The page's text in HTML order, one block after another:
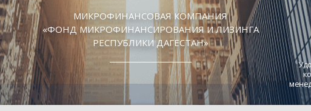
МИКРОФИНАНСОВАЯ КОМПАНИЯ
«ФОНД МИКРОФИНАНСИРОВАНИЯ И ЛИЗИНГА
РЕСПУБЛИКИ ДАГЕСТАН»